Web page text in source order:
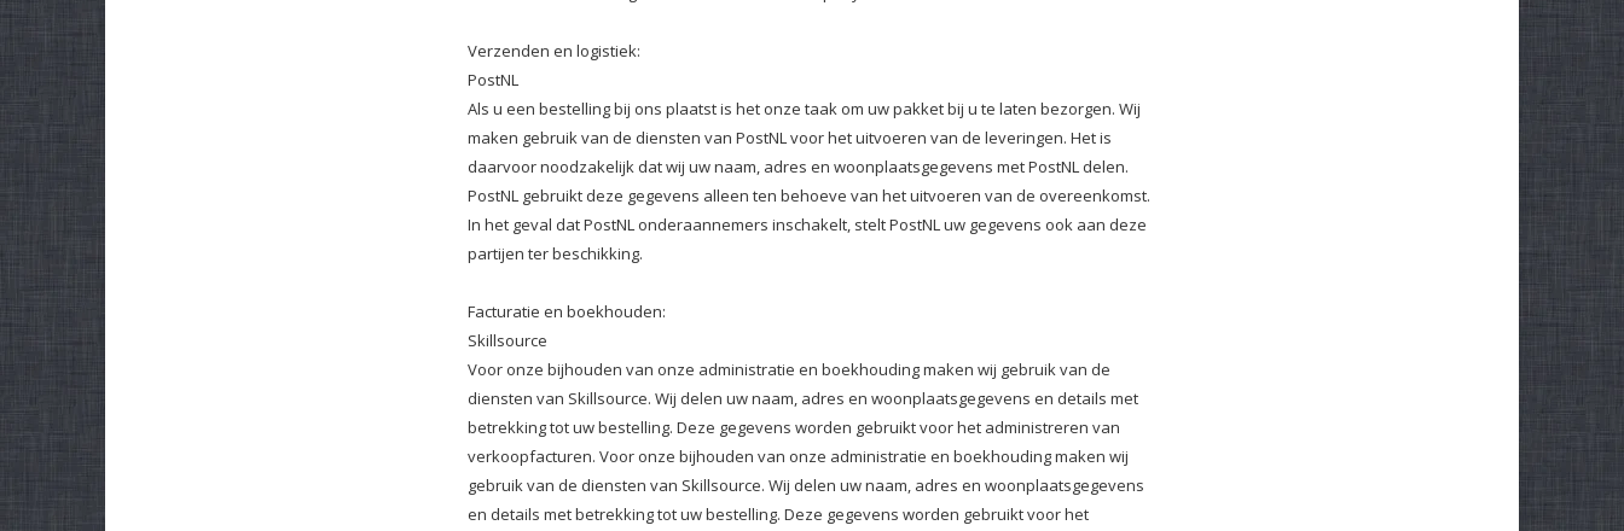
Verzenden en logistiek:
PostNL
Als u een bestelling bij ons plaatst is het onze taak om uw pakket bij u te laten bezorgen. Wij
maken gebruik van de diensten van PostNL voor het uitvoeren van de leveringen. Het is
daarvoor noodzakelijk dat wij uw naam, adres en woonplaatsgegevens met PostNL delen.
PostNL gebruikt deze gegevens alleen ten behoeve van het uitvoeren van de overeenkomst.
In het geval dat PostNL onderaannemers inschakelt, stelt PostNL uw gegevens ook aan deze
partijen ter beschikking.
Facturatie en boekhouden:
Skillsource
Voor onze bijhouden van onze administratie en boekhouding maken wij gebruik van de
diensten van Skillsource. Wij delen uw naam, adres en woonplaatsgegevens en details met
betrekking tot uw bestelling. Deze gegevens worden gebruikt voor het administreren van
verkoopfacturen. Voor onze bijhouden van onze administratie en boekhouding maken wij
gebruik van de diensten van Skillsource. Wij delen uw naam, adres en woonplaatsgegevens
en details met betrekking tot uw bestelling. Deze gegevens worden gebruikt voor het